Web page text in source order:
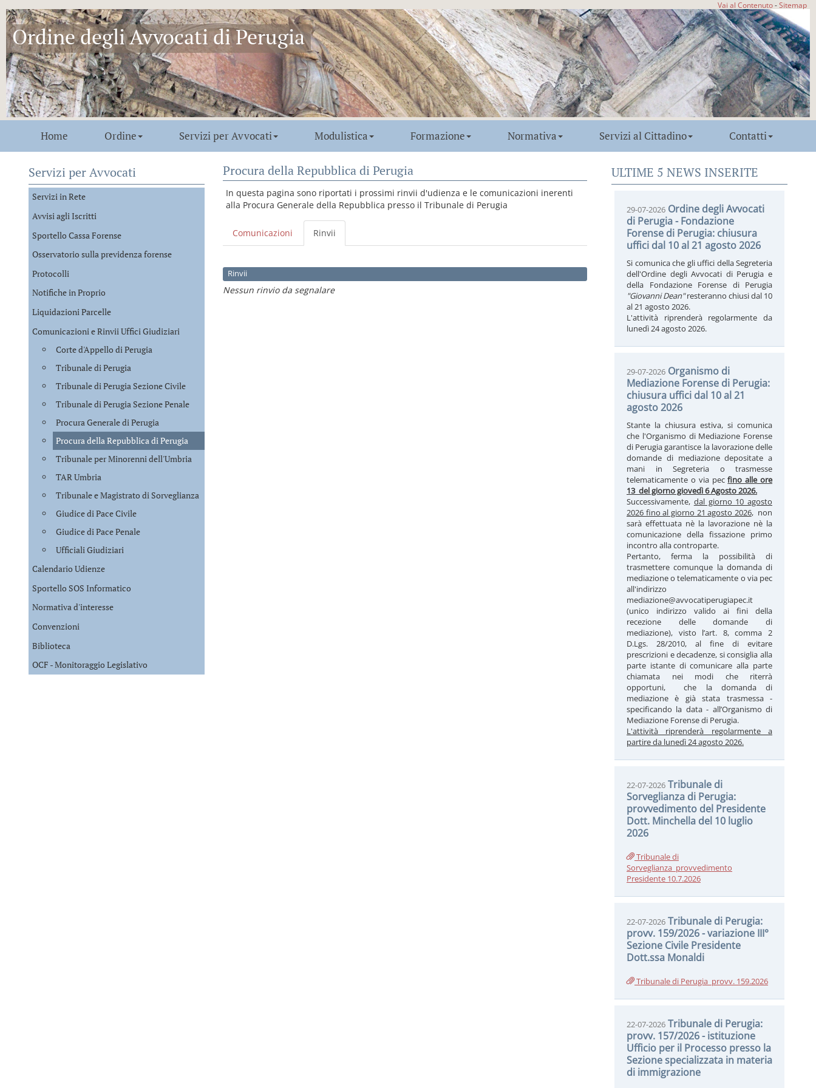
Vai al Contenuto-Sitemap
Ordine degli Avvocati di Perugia
Home Ordine Servizi per Avvocati Modulistica Formazione Normativa Servizi al Cittadino Contatti
Servizi per Avvocati
Servizi in Rete
Avvisi agli Iscritti
Sportello Cassa Forense
Osservatorio sulla previdenza forense
Protocolli
Notifiche in Proprio
Liquidazioni Parcelle
Comunicazioni e Rinvii Uffici Giudiziari
Corte d'Appello di Perugia
Tribunale di Perugia
Tribunale di Perugia Sezione Civile
Tribunale di Perugia Sezione Penale
Procura Generale di Perugia
Procura della Repubblica di Perugia
Tribunale per Minorenni dell'Umbria
TAR Umbria
Tribunale e Magistrato di Sorveglianza
Giudice di Pace Civile
Giudice di Pace Penale
Ufficiali Giudiziari
Calendario Udienze
Sportello SOS Informatico
Normativa d'interesse
Convenzioni
Biblioteca
OCF - Monitoraggio Legislativo
Procura della Repubblica di Perugia
In questa pagina sono riportati i prossimi rinvii d'udienza e le comunicazioni inerenti
alla Procura Generale della Repubblica presso il Tribunale di Perugia
Comunicazioni Rinvii
Rinvii
Nessun rinvio da segnalare
ULTIME 5 NEWS INSERITE
29-07-2026 Ordine degli Avvocati
di Perugia - Fondazione
Forense di Perugia: chiusura
uffici dal 10 al 21 agosto 2026
Si comunica che gli uffici della Segreteria
dell'Ordine degli Avvocati di Perugia e
della Fondazione Forense di Perugia
"Giovanni Dean"resteranno chiusi dal 10
al 21 agosto 2026.
L'attività riprenderà regolarmente da
lunedì 24 agosto 2026.
29-07-2026 Organismo di
Mediazione Forense di Perugia:
chiusura uffici dal 10 al 21
agosto 2026
Stante la chiusura estiva, si comunica
che l'Organismo di Mediazione Forense
di Perugia garantisce la lavorazione delle
domande di mediazione depositate a
mani in Segreteria o trasmesse
telematicamente o via pecfino alle ore
13 del giorno giovedì 6 Agosto 2026.
Successivamente, dal giorno 10 agosto
2026 fino al giorno 21 agosto 2026, non
sarà effettuata nè la lavorazione nè la
comunicazione della fissazione primo
incontro alla controparte.
Pertanto, ferma la possibilità di
trasmettere comunque la domanda di
mediazione o telematicamente o via pec
all'indirizzo
mediazione@avvocatiperugiapec.it
(unico indirizzo valido ai fini della
recezione delle domande di
mediazione), visto l’art. 8, comma 2
D.Lgs. 28/2010, al fine di evitare
prescrizioni e decadenze, si consiglia alla
parte istante di comunicare alla parte
chiamata nei modi che riterrà
opportuni, che la domanda di
mediazione è già stata trasmessa -
specificando la data - all’Organismo di
Mediazione Forense di Perugia.
L'attività riprenderà regolarmente a
partire da lunedì 24 agosto 2026.
22-07-2026 Tribunale di
Sorveglianza di Perugia:
provvedimento del Presidente
Dott. Minchella del 10 luglio
2026
Tribunale di
Sorveglianza_provvedimento
Presidente 10.7.2026
22-07-2026 Tribunale di Perugia:
provv. 159/2026 - variazione III°
Sezione Civile Presidente
Dott.ssa Monaldi
Tribunale di Perugia_provv. 159.2026
22-07-2026 Tribunale di Perugia:
provv. 157/2026 - istituzione
Ufficio per il Processo presso la
Sezione specializzata in materia
di immigrazione